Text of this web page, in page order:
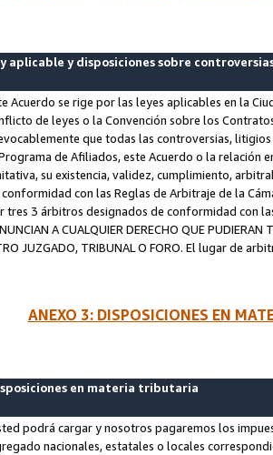
aplicable y disposiciones sobre
Acuerdo se rige por las leyes aplicables en la
de leyes o la Convención sobre los
que todas las controversias,
de Afiliados, este Acuerdo o la relación
su existencia, validez, cumplimiento,
con las Reglas de Arbitraje de la
tres 3 árbitros designados de conformidad con las
A CUALQUIER DERECHO QUE
JUZGADO, TRIBUNAL O FORO. El lugar de
ANEXO 3: DISPOSICIONES EN
en materia tributaria
podrá cargar y nosotros pagaremos los
nacionales, estatales o locales